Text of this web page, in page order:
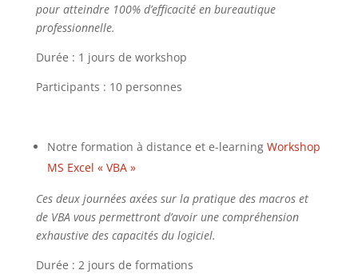
pour atteindre 100% d’efficacité en bureautique
professionnelle.
Durée : 1 jours de workshop
Participants : 10 personnes
Notre formation à distance et e-learning Workshop
MS Excel « VBA »
Ces deux journées axées sur la pratique des macros et
de VBA vous permettront d’avoir une compréhension
exhaustive des capacités du logiciel.
Durée : 2 jours de formations